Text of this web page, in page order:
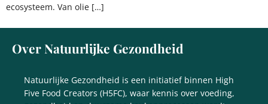
ecosysteem. Van olie […]
Over Natuurlijke Gezondheid
Natuurlijke Gezondheid is een initiatief binnen High
Five Food Creators (H5FC), waar kennis over voeding,